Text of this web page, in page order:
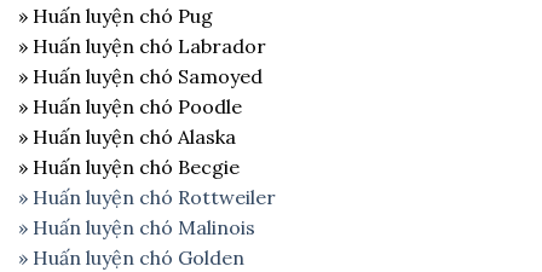
» Huấn luyện chó Pug
» Huấn luyện chó Labrador
» Huấn luyện chó Samoyed
» Huấn luyện chó Poodle
» Huấn luyện chó Alaska
» Huấn luyện chó Becgie
» Huấn luyện chó Rottweiler
» Huấn luyện chó Malinois
» Huấn luyện chó Golden